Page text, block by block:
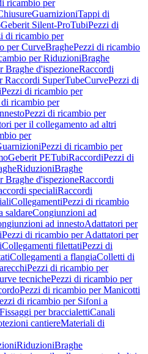
ricambio per
GuarnizioniTappi di
Geberit Silent-ProTubiPezzi di
di ricambio per
per CurveBraghePezzi di ricambio
per RiduzioniBraghe
Braghe d'ispezioneRaccordi
Raccordi SuperTubeCurvePezzi di
Pezzi di ricambio per
ricambio per
Pezzi di ricambio per
per il collegamento ad altri
per
Pezzi di ricambio per
Geberit PETubiRaccordiPezzi di
RiduzioniBraghe
Braghe d'ispezioneRaccordi
specialiRaccordi
CollegamentiPezzi di ricambio
saldareCongiunzioni ad
ad innestoAdattatori per
Pezzi di ricambio per Adattatori per
Collegamenti filettatiPezzi di
Collegamenti a flangiaColletti di
Pezzi di ricambio per
tecnichePezzi di ricambio per
Pezzi di ricambio per Manicotti
di ricambio per Sifoni a
Fissaggi per braccialettiCanali
cantiereMateriali di
RiduzioniBraghe